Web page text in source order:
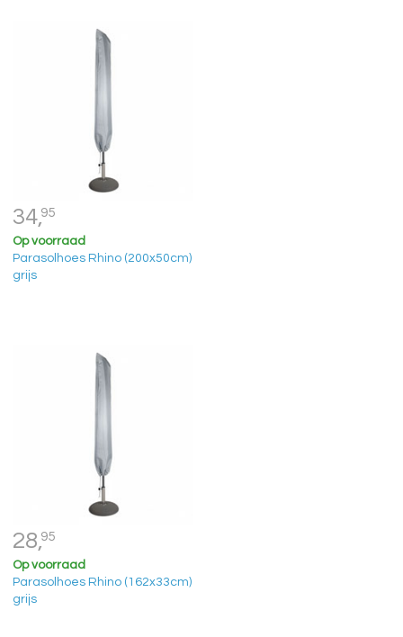
34,95
Op voorraad
Parasolhoes Rhino (200x50cm)
grijs
28,95
Op voorraad
Parasolhoes Rhino (162x33cm)
grijs